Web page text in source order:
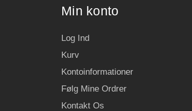
Min konto
Log Ind
Kurv
Kontoinformationer
Følg Mine Ordrer
Kontakt Os